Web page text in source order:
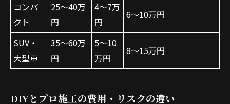
コンパ
クト
25〜40万
円
4〜7万
円
6〜10万円
SUV・
大型車
35〜60万
円
5〜10
万円
8〜15万円
DIYとプロ施工の費用・リスクの違い